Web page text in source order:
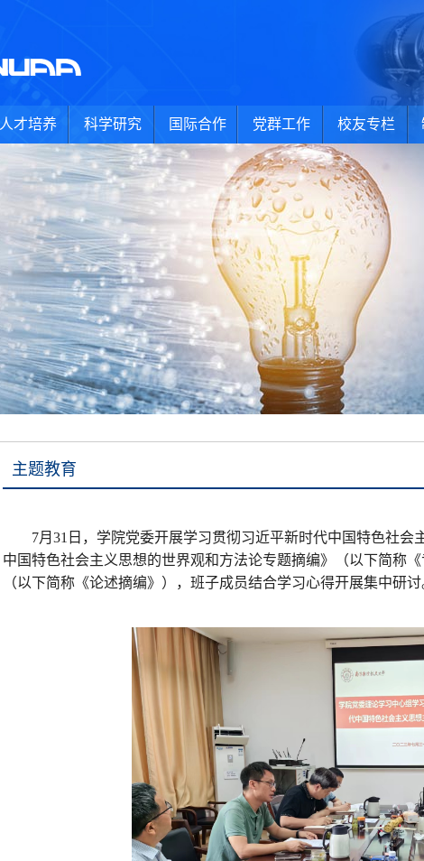
人才培养 科学研究 国际合作 党群工作 校友专栏
主题教育
7月31日，学院党委开展学习贯彻习近平新时代中国特色社
中国特色社会主义思想的世界观和方法论专题摘编》（以下简称《
（以下简称《论述摘编》），班子成员结合学习心得开展集中研